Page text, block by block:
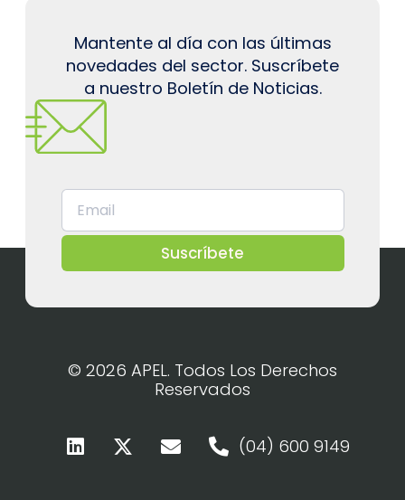
Mantente al día con las últimas
novedades del sector. Suscríbete
a nuestro Boletín de Noticias.
Suscríbete
© 2026 APEL. Todos Los Derechos
Reservados
(04) 600 9149